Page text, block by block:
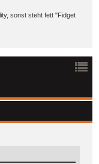
sonst steht fett "Fidget